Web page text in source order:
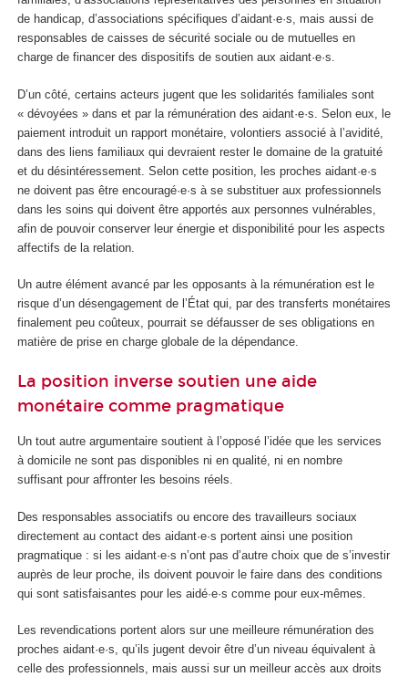
de handicap, d’associations spécifiques d’aidant·e·s, mais aussi de
responsables de caisses de sécurité sociale ou de mutuelles en
charge de financer des dispositifs de soutien aux aidant·e·s.
D’un côté, certains acteurs jugent que les solidarités familiales sont
« dévoyées » dans et par la rémunération des aidant·e·s. Selon eux, le
paiement introduit un rapport monétaire, volontiers associé à l’avidité,
dans des liens familiaux qui devraient rester le domaine de la gratuité
et du désintéressement. Selon cette position, les proches aidant·e·s
ne doivent pas être encouragé·e·s à se substituer aux professionnels
dans les soins qui doivent être apportés aux personnes vulnérables,
afin de pouvoir conserver leur énergie et disponibilité pour les aspects
affectifs de la relation.
Un autre élément avancé par les opposants à la rémunération est le
risque d’un désengagement de l’État qui, par des transferts monétaires
finalement peu coûteux, pourrait se défausser de ses obligations en
matière de prise en charge globale de la dépendance.
La position inverse soutien une aide
monétaire comme pragmatique
Un tout autre argumentaire soutient à l’opposé l’idée que les services
à domicile ne sont pas disponibles ni en qualité, ni en nombre
suffisant pour affronter les besoins réels.
Des responsables associatifs ou encore des travailleurs sociaux
directement au contact des aidant·e·s portent ainsi une position
pragmatique : si les aidant·e·s n’ont pas d’autre choix que de s’investir
auprès de leur proche, ils doivent pouvoir le faire dans des conditions
qui sont satisfaisantes pour les aidé·e·s comme pour eux-mêmes.
Les revendications portent alors sur une meilleure rémunération des
proches aidant·e·s, qu’ils jugent devoir être d’un niveau équivalent à
celle des professionnels, mais aussi sur un meilleur accès aux droits